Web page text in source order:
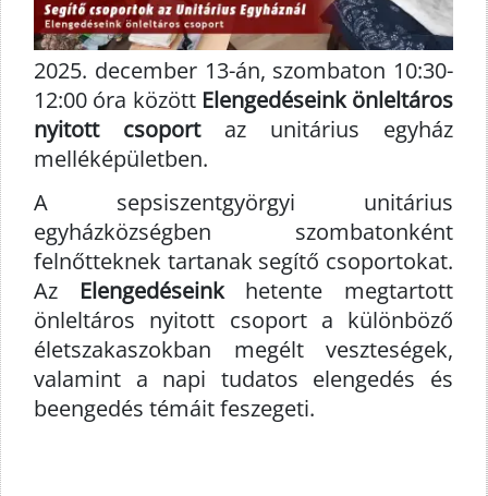
2025. december 13-án, szombaton 10:30-
12:00 óra között Elengedéseink önleltáros
nyitott csoportaz unitárius egyház
melléképületben.
A sepsiszentgyörgyi unitárius
egyházközségben szombatonként
felnőtteknek tartanak segítő csoportokat.
Az Elengedéseinkhetente megtartott
önleltáros nyitott csoport a különböző
életszakaszokban megélt veszteségek,
valamint a napi tudatos elengedés és
beengedés témáit feszegeti.